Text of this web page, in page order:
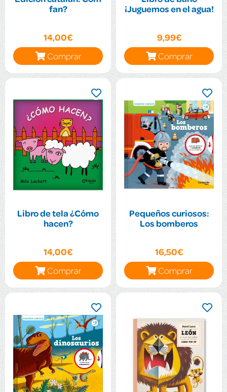
fan?
14,00€
Comprar
¡Juguemos en el agua!
9,99€
Comprar
Libro de tela ¿Cómo
hacen?
14,00€
Comprar
Pequeños curiosos:
Los bomberos
16,50€
Comprar